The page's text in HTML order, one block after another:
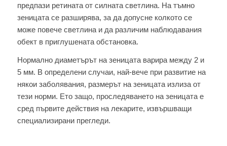
предпази ретината от силната светлина. На тъмно
зеницата се разширява, за да допусне колкото се
може повече светлина и да различим наблюдавания
обект в приглушената обстановка.
Нормално диаметърът на зеницата варира между 2 и
5 мм. В определени случаи, най-вече при развитие на
някои заболявания, размерът на зеницата излиза от
тези норми. Ето защо, проследяването на зеницата е
сред първите действия на лекарите, извършващи
специализирани прегледи.